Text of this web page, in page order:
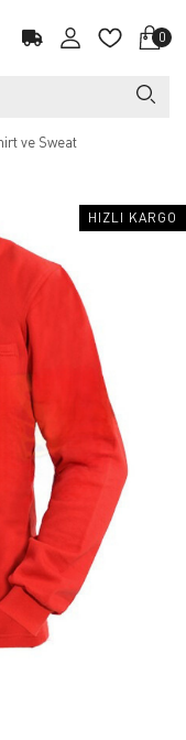
0
ve Sweat
HIZLI KARGO